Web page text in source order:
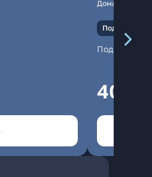
Домашний
Подключение
400